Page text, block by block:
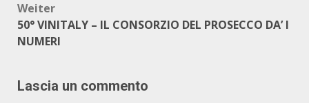
Weiter
50° VINITALY – IL CONSORZIO DEL PROSECCO DA’ I
NUMERI
Lascia un commento